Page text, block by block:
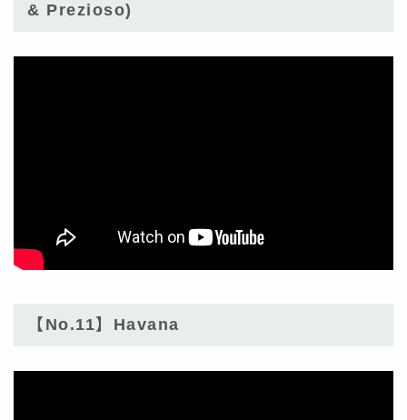
& Prezioso)
【No.11】Havana